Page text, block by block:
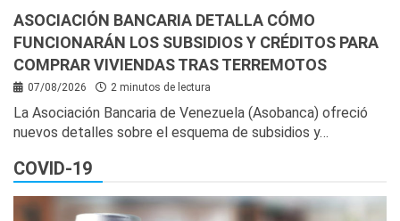
ASOCIACIÓN BANCARIA DETALLA CÓMO
FUNCIONARÁN LOS SUBSIDIOS Y CRÉDITOS PARA
COMPRAR VIVIENDAS TRAS TERREMOTOS
07/08/2026 2 minutos de lectura
La Asociación Bancaria de Venezuela (Asobanca) ofreció
nuevos detalles sobre el esquema de subsidios y…
COVID-19